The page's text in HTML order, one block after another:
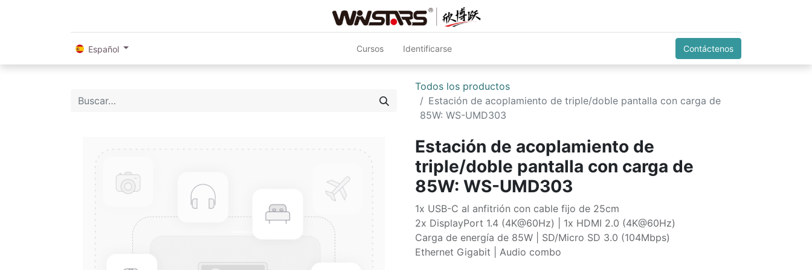
Español Cursos Identificarse Contáctenos
Todos los productos
Estación de acoplamiento de triple/doble pantalla con carga de
85W: WS-UMD303
Estación de acoplamiento de
triple/doble pantalla con carga de
85W: WS-UMD303
1x USB-C al anfitrión con cable fijo de 25cm
2x DisplayPort 1.4 (4K@60Hz) | 1x HDMI 2.0 (4K@60Hz)
Carga de energía de 85W | SD/Micro SD 3.0 (104Mbps)
Ethernet Gigabit | Audio combo